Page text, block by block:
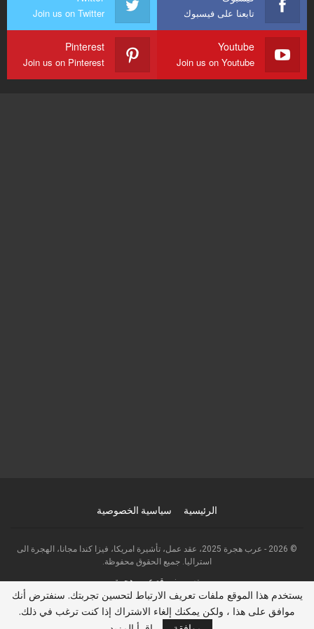
تابعنا على فيسبوك Join us on Twitter
Youtube
Join us on Youtube
Pinterest
Join us on Pinterest
الرئيسية سياسية الخصوصية
© 2026 - عرب هجرة 2025، عقد عمل، تأشيرة امريكا، فيزا كندا مجانا، الهجرة الى
استراليا. جميع الحقوق محفوظة.
تصميم:موقع عرب هجرة
يستخدم هذا الموقع ملفات تعريف الارتباط لتحسين تجربتك. سنفترض أنك
موافق على هذا ، ولكن يمكنك إلغاء الاشتراك إذا كنت ترغب في ذلك.
Go to mobile version